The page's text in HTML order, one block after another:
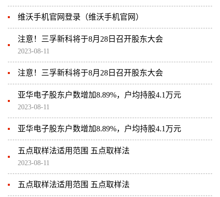
维沃手机官网登录（维沃手机官网）
注意！三孚新科将于8月28日召开股东大会
2023-08-11
注意！三孚新科将于8月28日召开股东大会
亚华电子股东户数增加8.89%，户均持股4.1万元
2023-08-11
亚华电子股东户数增加8.89%，户均持股4.1万元
五点取样法适用范围 五点取样法
2023-08-11
五点取样法适用范围 五点取样法